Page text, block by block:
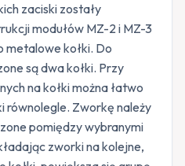
zaciski zostały
modułów MZ-2 i MZ-3
kołki. Do
są dwa kołki. Przy
na kołki można łatwo
równolegle. Zworkę należy
pomiędzy wybranymi
zworki na kolejne,